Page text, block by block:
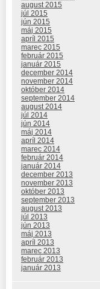
august 2015
júl 2015
jún 2015
máj 2015
apríl 2015
marec 2015
február 2015
január 2015
december 2014
november 2014
október 2014
september 2014
august 2014
júl 2014
jún 2014
máj 2014
apríl 2014
marec 2014
február 2014
január 2014
december 2013
november 2013
október 2013
september 2013
august 2013
júl 2013
jún 2013
máj 2013
apríl 2013
marec 2013
február 2013
január 2013